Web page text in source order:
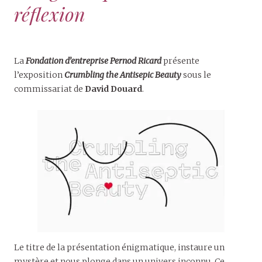
réflexion
LaFondation d’entreprise Pernod Ricardprésente
l’expositionCrumbling the Antisepic Beautysous le
commissariat de David Douard.
Le titre de la présentation énigmatique, instaure un